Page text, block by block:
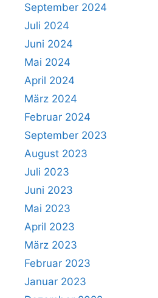
September 2024
Juli 2024
Juni 2024
Mai 2024
April 2024
März 2024
Februar 2024
September 2023
August 2023
Juli 2023
Juni 2023
Mai 2023
April 2023
März 2023
Februar 2023
Januar 2023